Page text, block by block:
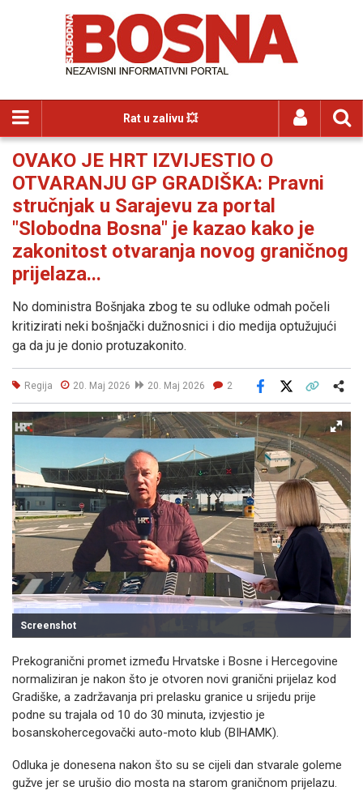
Rat u zalivu 💥
OVAKO JE HRT IZVIJESTIO O
OTVARANJU GP GRADIŠKA: Pravni
stručnjak u Sarajevu za portal
"Slobodna Bosna" je kazao kako je
zakonitost otvaranja novog graničnog
prijelaza...
No doministra Bošnjaka zbog te su odluke odmah počeli
kritizirati neki bošnjački dužnosnici i dio medija optužujući
ga da ju je donio protuzakonito.
Regija 20. Maj 2026 20. Maj 2026 2
Facebook
Screenshot
Prekogranični promet između Hrvatske i Bosne i Hercegovine
normaliziran je nakon što je otvoren novi granični prijelaz kod
Gradiške, a zadržavanja pri prelasku granice u srijedu prije
podne su trajala od 10 do 30 minuta, izvjestio je
bosanskohercegovački auto-moto klub (BIHAMK).
Odluka je donesena nakon što su se cijeli dan stvarale goleme
gužve jer se urušio dio mosta na starom graničnom prijelazu.